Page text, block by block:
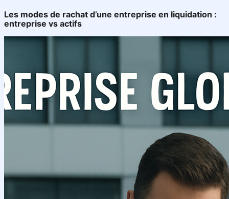
Les modes de rachat d’une entreprise en liquidation :
entreprise vs actifs